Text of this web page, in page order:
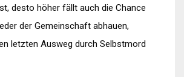
desto höher fällt auch die Chance
der Gemeinschaft abhauen,
letzten Ausweg durch Selbstmord